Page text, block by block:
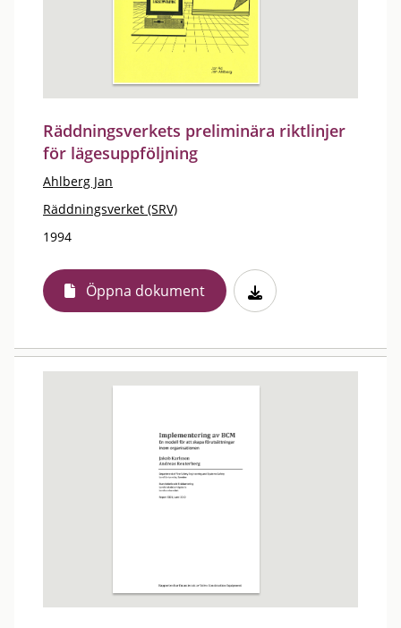
Räddningsverkets preliminära riktlinjer
för lägesuppföljning
Ahlberg Jan
Räddningsverket (SRV)
1994
Öppna dokument